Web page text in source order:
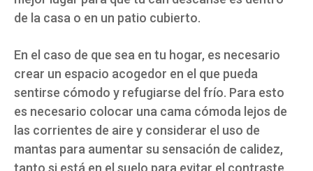
de la casa o en un patio cubierto.
En el caso de que sea en tu hogar, es necesario
crear un espacio acogedor en el que pueda
sentirse cómodo y refugiarse del frío. Para esto
es necesario colocar una cama cómoda lejos de
las corrientes de aire y considerar el uso de
mantas para aumentar su sensación de calidez,
tanto si está en el suelo para evitar el contraste